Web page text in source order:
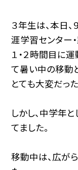
３年生は、本日、
涯学習センター
１・２時間目に
て暑い中の移動
とても大変だっ
しかし、中学年
てました。
移動中は、広が